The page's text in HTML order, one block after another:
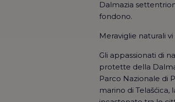
Dalmazia
fondono.
Meraviglie naturali
Gli appassionati di
protette della
Parco Nazionale di
marino di